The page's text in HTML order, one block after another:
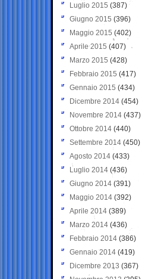
Luglio 2015 (387)
Giugno 2015 (396)
Maggio 2015 (402)
Aprile 2015 (407)
Marzo 2015 (428)
Febbraio 2015 (417)
Gennaio 2015 (434)
Dicembre 2014 (454)
Novembre 2014 (437)
Ottobre 2014 (440)
Settembre 2014 (450)
Agosto 2014 (433)
Luglio 2014 (436)
Giugno 2014 (391)
Maggio 2014 (392)
Aprile 2014 (389)
Marzo 2014 (436)
Febbraio 2014 (386)
Gennaio 2014 (419)
Dicembre 2013 (367)